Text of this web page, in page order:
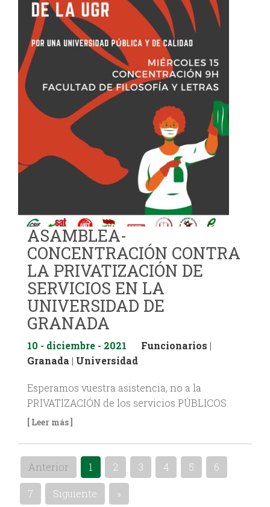
ASAMBLEA-
CONCENTRACIÓN CONTRA
LA PRIVATIZACIÓN DE
SERVICIOS EN LA
UNIVERSIDAD DE
GRANADA
10 - diciembre - 2021 Funcionarios |
Granada | Universidad
Esperamos vuestra asistencia, no a la
PRIVATIZACIÓN de los servicios PÚBLICOS
[ Leer más ]
Anterior 1 2 3 4 5 6
7 Siguiente »